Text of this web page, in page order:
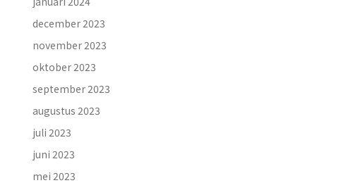
december 2023
november 2023
oktober 2023
september 2023
augustus 2023
juli 2023
juni 2023
mei 2023